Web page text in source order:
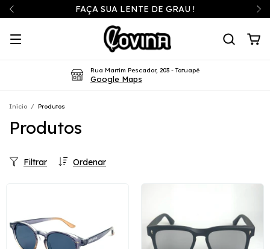
FAÇA SUA LENTE DE GRAU !
Rua Martim Pescador, 203 - Tatuapé
Google Maps
Início / Produtos
Produtos
Ordenar
Filtrar